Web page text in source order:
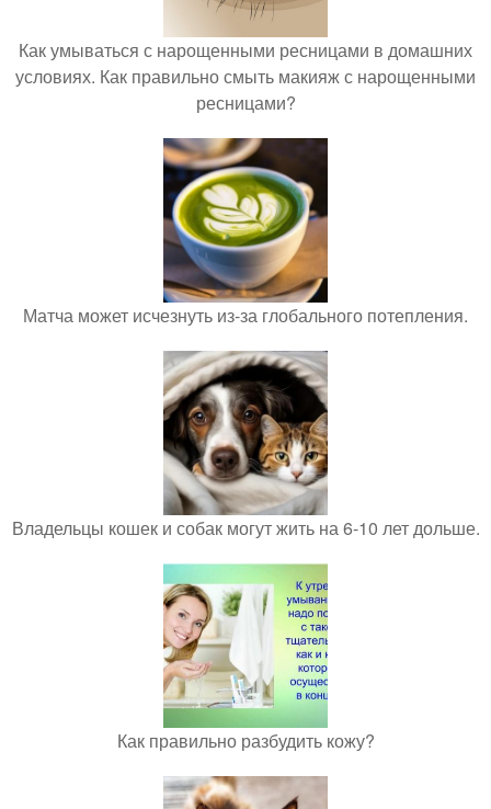
Как умываться с нарощенными ресницами в домашних
условиях. Как правильно смыть макияж с нарощенными
ресницами?
Матча может исчезнуть из-за глобального потепления.
Владельцы кошек и собак могут жить на 6-10 лет дольше.
Как правильно разбудить кожу?